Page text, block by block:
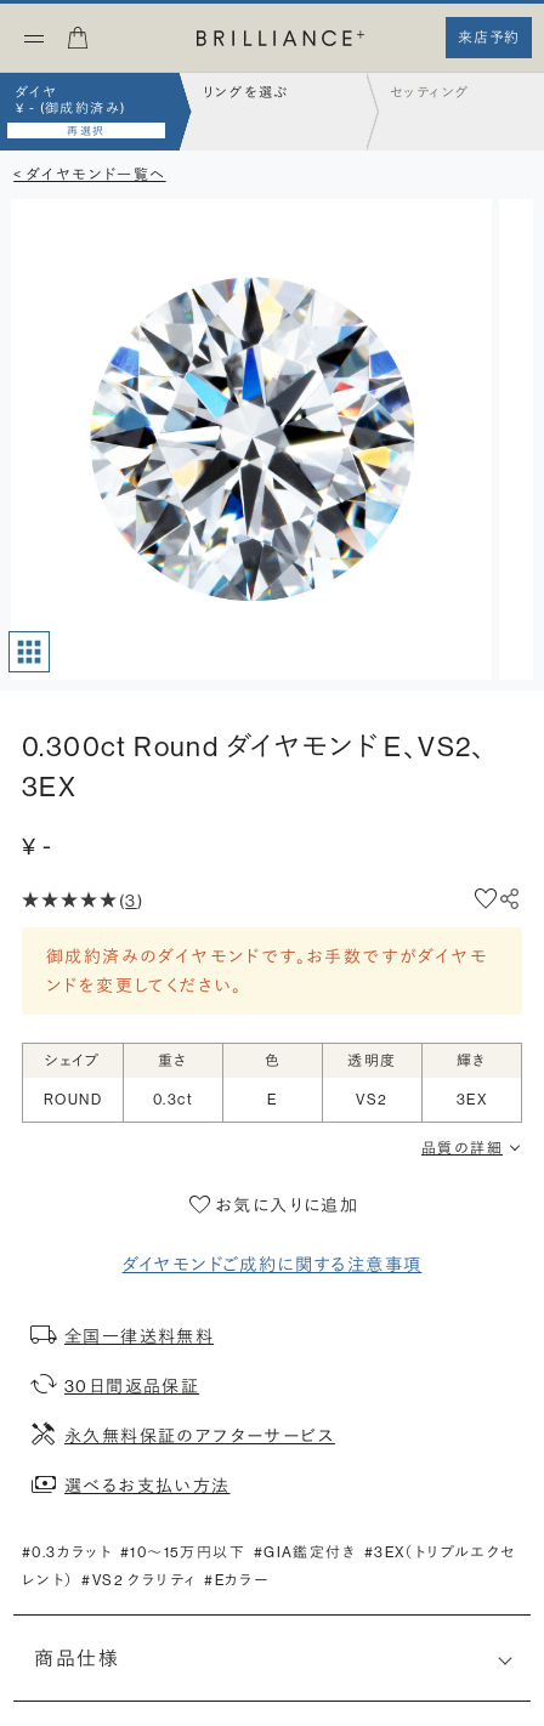
来店予約
ダイヤ
¥ - (御成約済み)
再選択
リングを選ぶ セッティング
< ダイヤモンド一覧へ
0.300ct Round ダイヤモンド E、VS2、
3EX
¥ -
(3)
御成約済みのダイヤモンドです。お手数ですがダイヤモ
ンドを変更してください。
シェイプ 重さ 色 透明度 輝き
ROUND 0.3ct E VS2 3EX
品質の詳細
お気に入りに追加
ダイヤモンドご成約に関する注意事項
全国一律送料無料
30日間返品保証
永久無料保証のアフターサービス
選べるお支払い方法
#0.3カラット #10〜15万円以下 #GIA鑑定付き #3EX（トリプルエクセ
レント）
#VS2 クラリティ #Eカラー
商品仕様